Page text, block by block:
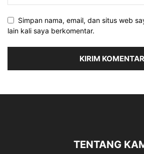
Simpan nama, email, dan situs web
lain kali saya berkomentar.
TENTANG